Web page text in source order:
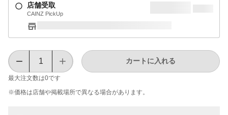
店舗受取
CAINZ PickUp
最大注文数は0です
カートに入れる
※価格は​店舗や​掲載場所で​異なる​場合が​あります。